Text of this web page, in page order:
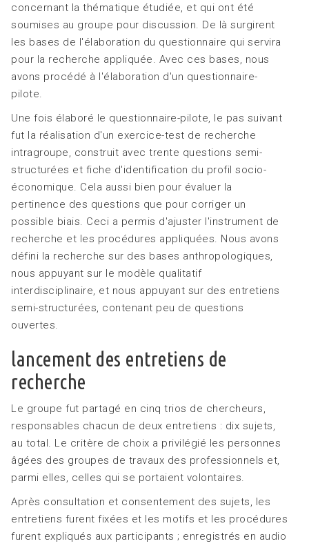
concernant la thématique étudiée, et qui ont été
soumises au groupe pour discussion. De là surgirent
les bases de l'élaboration du questionnaire qui servira
pour la recherche appliquée. Avec ces bases, nous
avons procédé à l'élaboration d'un questionnaire-
pilote.
Une fois élaboré le questionnaire-pilote, le pas suivant
fut la réalisation d'un exercice-test de recherche
intragroupe, construit avec trente questions semi-
structurées et fiche d'identification du profil socio-
économique. Cela aussi bien pour évaluer la
pertinence des questions que pour corriger un
possible biais. Ceci a permis d'ajuster l'instrument de
recherche et les procédures appliquées. Nous avons
défini la recherche sur des bases anthropologiques,
nous appuyant sur le modèle qualitatif
interdisciplinaire, et nous appuyant sur des entretiens
semi-structurées, contenant peu de questions
ouvertes.
lancement des entretiens de
recherche
Le groupe fut partagé en cinq trios de chercheurs,
responsables chacun de deux entretiens : dix sujets,
au total. Le critère de choix a privilégié les personnes
âgées des groupes de travaux des professionnels et,
parmi elles, celles qui se portaient volontaires.
Après consultation et consentement des sujets, les
entretiens furent fixées et les motifs et les procédures
furent expliqués aux participants ; enregistrés en audio